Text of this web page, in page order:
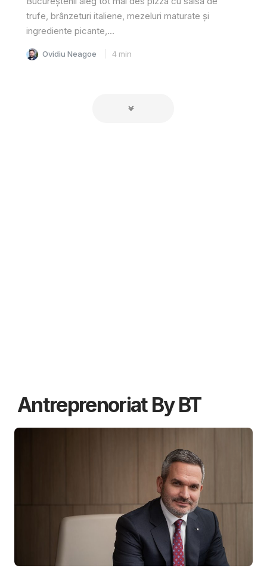
trufe, brânzeturi italiene, mezeluri maturate și
ingrediente picante,...
Ovidiu Neagoe 4 min
Antreprenoriat By BT